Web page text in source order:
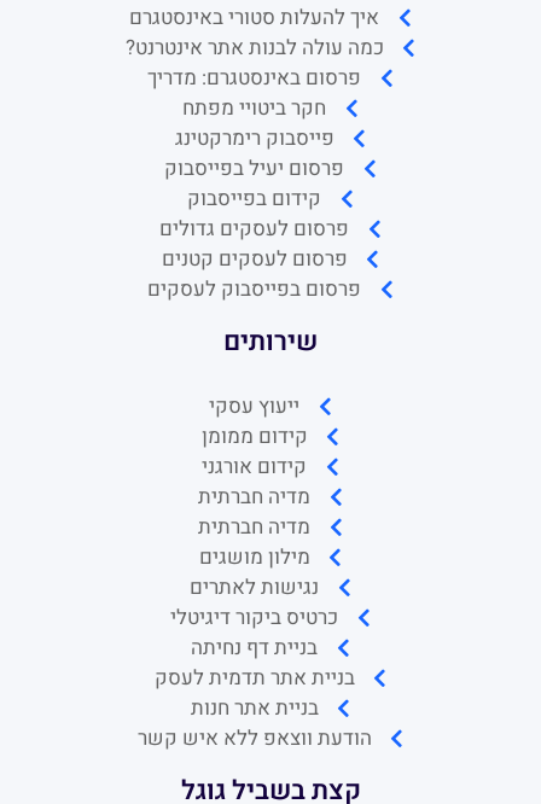
איך להעלות סטורי באינסטגרם
כמה עולה לבנות אתר אינטרנט?
פרסום באינסטגרם: מדריך
חקר ביטויי מפתח
פייסבוק רימרקטינג
פרסום יעיל בפייסבוק
קידום בפייסבוק
פרסום לעסקים גדולים
פרסום לעסקים קטנים
פרסום בפייסבוק לעסקים
שירותים
ייעוץ עסקי
קידום ממומן
קידום אורגני
מדיה חברתית
מדיה חברתית
מילון מושגים
נגישות לאתרים
כרטיס ביקור דיגיטלי
בניית דף נחיתה
בניית אתר תדמית לעסק
בניית אתר חנות
הודעת ווצאפ ללא איש קשר
קצת בשביל גוגל